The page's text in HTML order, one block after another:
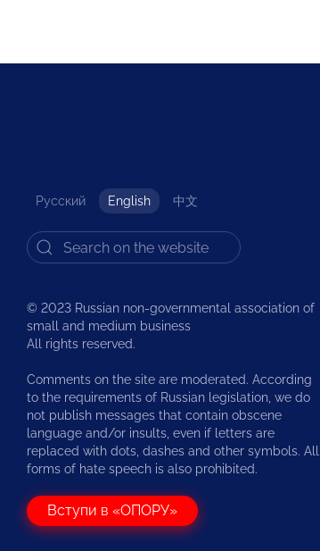
Русский English 中文
© 2023 Russian non-governmental association of
small and medium business
All rights reserved.
Comments on the site are moderated. According
to the requirements of Russian legislation, we do
not publish messages that contain obscene
language and/or insults, even if letters are
replaced with dots, dashes and other symbols. All
forms of hate speech is also prohibited.
Вступи в «ОПОРУ»